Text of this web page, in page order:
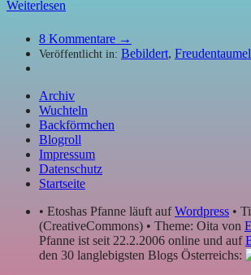
Weiterlesen
8 Kommentare →
Veröffentlicht in: Bebildert, Freudentaumel
Archiv
Wuchteln
Backförmchen
Blogroll
Impressum
Datenschutz
Startseite
• Etoshas Pfanne läuft aufWordpress •
(CreativeCommons) • Theme: Oita von
Pfanne ist seit 22.2.2006 online und auf
den 30 langlebigsten Blogs Österreichs: